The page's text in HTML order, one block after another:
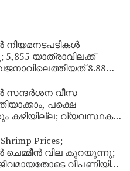
5,855 യാത്രാവിലക്ക്
8.88
വീസ
പക്ഷെ
കഴിയില്ല; വ്യവസ്ഥകൾ
Prices;
വില കുറയുന്നു;
വിപണിയിൽ